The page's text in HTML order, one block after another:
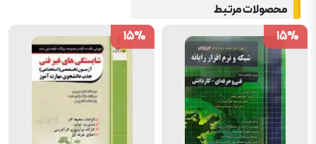
محصولات مرتبط
15%
15%
15%
15%